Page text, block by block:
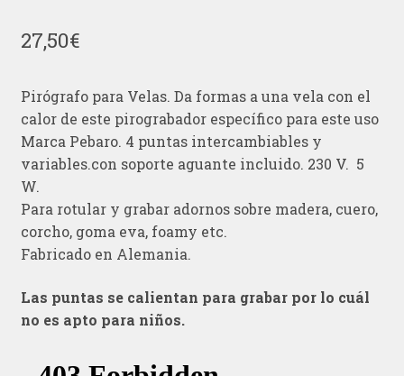
27,50€
Pirógrafo para Velas. Da formas a una vela con el
calor de este pirograbador específico para este uso
Marca Pebaro. 4 puntas intercambiables y
variables.con soporte aguante incluido. 230 V. 5
W.
Para rotular y grabar adornos sobre madera, cuero,
corcho, goma eva, foamy etc.
Fabricado en Alemania.
Las puntas se calientan para grabar por lo cuál
no es apto para niños.